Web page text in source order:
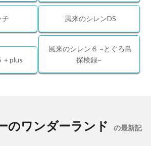
チ 風来のシレンDS
＋plus
風来のシレン６ ~とぐろ島
探検録~
のワンダーランド の最新記